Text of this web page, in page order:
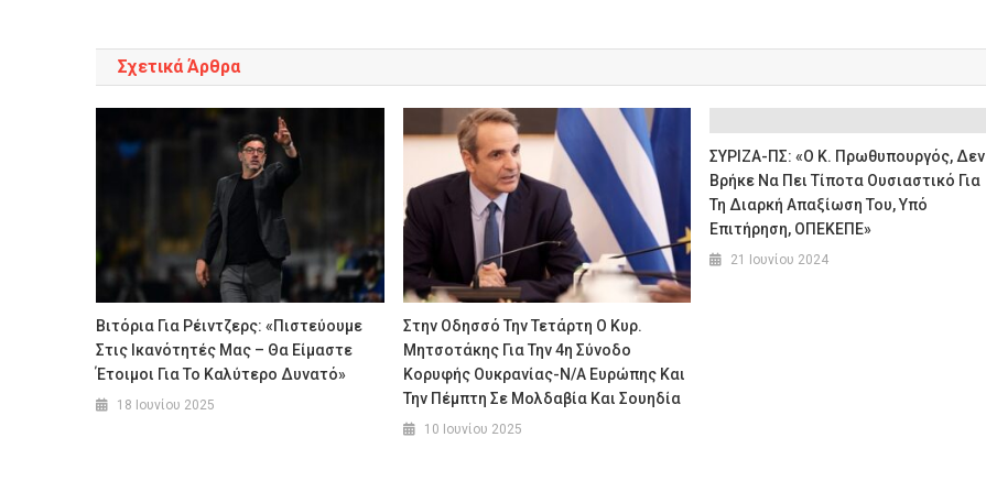
Σχετικά Άρθρα
Βιτόρια Για Ρέιντζερς: «Πιστεύουμε
Στις Ικανότητές Μας – Θα Είμαστε
Έτοιμοι Για Το Καλύτερο Δυνατό»
18 Ιουνίου 2025
Στην Οδησσό Την Τετάρτη Ο Κυρ.
Μητσοτάκης Για Την 4η Σύνοδο
Κορυφής Ουκρανίας-Ν/Α Ευρώπης Και
Την Πέμπτη Σε Μολδαβία Και Σουηδία
10 Ιουνίου 2025
ΣΥΡΙΖΑ-ΠΣ: «Ο Κ. Πρωθυπουργός, Δεν
Βρήκε Να Πει Τίποτα Ουσιαστικό Για
Τη Διαρκή Απαξίωση Του, Υπό
Επιτήρηση, ΟΠΕΚΕΠΕ»
21 Ιουνίου 2024